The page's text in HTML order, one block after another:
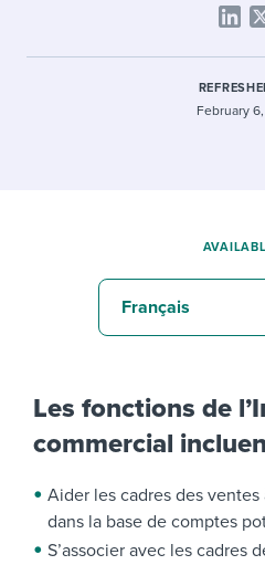
February
Les fonctions de
commercial
Aider les cadres des
dans la base de comptes
S’associer avec les cadres
Français